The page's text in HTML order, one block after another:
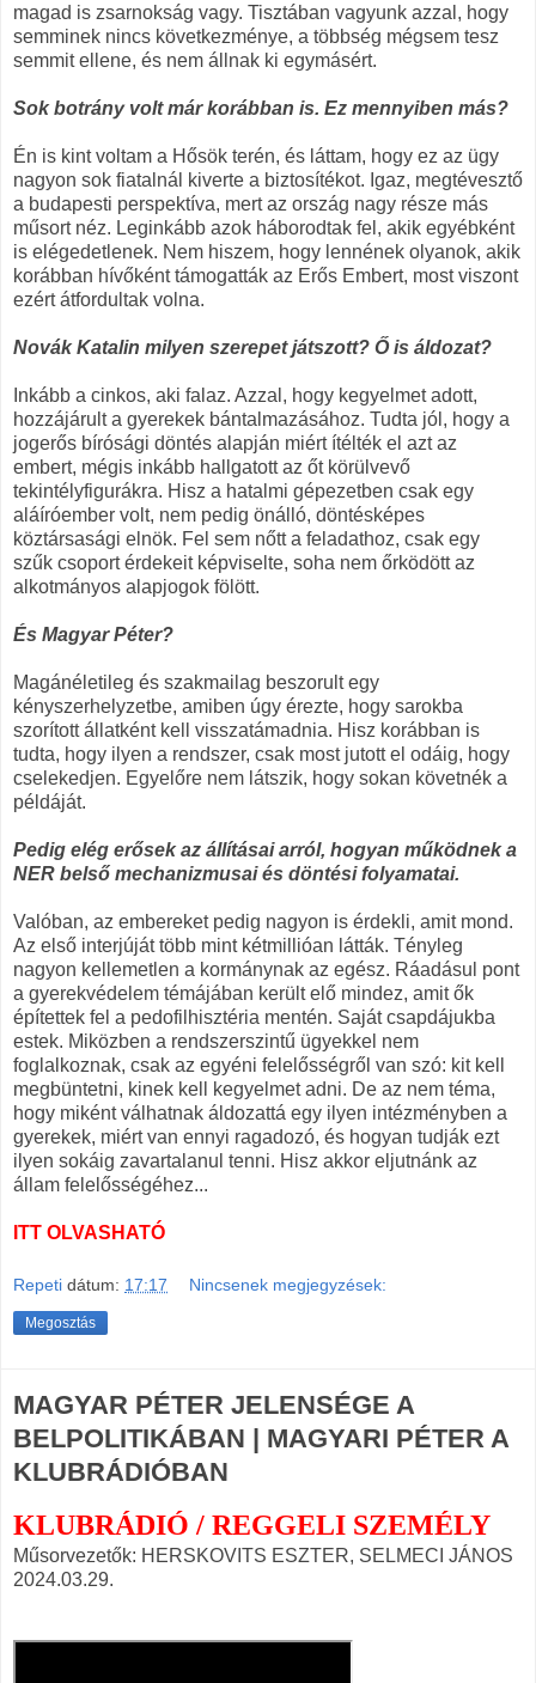
magad is zsarnokság vagy. Tisztában vagyunk azzal, hogy
semminek nincs következménye, a többség mégsem tesz
semmit ellene, és nem állnak ki egymásért.
Sok botrány volt már korábban is. Ez mennyiben más?
Én is kint voltam a Hősök terén, és láttam, hogy ez az ügy
nagyon sok fiatalnál kiverte a biztosítékot. Igaz, megtévesztő
a budapesti perspektíva, mert az ország nagy része más
műsort néz. Leginkább azok háborodtak fel, akik egyébként
is elégedetlenek. Nem hiszem, hogy lennének olyanok, akik
korábban hívőként támogatták az Erős Embert, most viszont
ezért átfordultak volna.
Novák Katalin milyen szerepet játszott? Ő is áldozat?
Inkább a cinkos, aki falaz. Azzal, hogy kegyelmet adott,
hozzájárult a gyerekek bántalmazásához. Tudta jól, hogy a
jogerős bírósági döntés alapján miért ítélték el azt az
embert, mégis inkább hallgatott az őt körülvevő
tekintélyfigurákra. Hisz a hatalmi gépezetben csak egy
aláíróember volt, nem pedig önálló, döntésképes
köztársasági elnök. Fel sem nőtt a feladathoz, csak egy
szűk csoport érdekeit képviselte, soha nem őrködött az
alkotmányos alapjogok fölött.
És Magyar Péter?
Magánéletileg és szakmailag beszorult egy
kényszerhelyzetbe, amiben úgy érezte, hogy sarokba
szorított állatként kell visszatámadnia. Hisz korábban is
tudta, hogy ilyen a rendszer, csak most jutott el odáig, hogy
cselekedjen. Egyelőre nem látszik, hogy sokan követnék a
példáját.
Pedig elég erősek az állításai arról, hogyan működnek a
NER belső mechanizmusai és döntési folyamatai.
Valóban, az embereket pedig nagyon is érdekli, amit mond.
Az első interjúját több mint kétmillióan látták. Tényleg
nagyon kellemetlen a kormánynak az egész. Ráadásul pont
a gyerekvédelem témájában került elő mindez, amit ők
építettek fel a pedofilhisztéria mentén. Saját csapdájukba
estek. Miközben a rendszerszintű ügyekkel nem
foglalkoznak, csak az egyéni felelősségről van szó: kit kell
megbüntetni, kinek kell kegyelmet adni. De az nem téma,
hogy miként válhatnak áldozattá egy ilyen intézményben a
gyerekek, miért van ennyi ragadozó, és hogyan tudják ezt
ilyen sokáig zavartalanul tenni. Hisz akkor eljutnánk az
állam felelősségéhez...
ITT OLVASHATÓ
Repeti dátum: 17:17 Nincsenek megjegyzések:
Megosztás
MAGYAR PÉTER JELENSÉGE A
BELPOLITIKÁBAN | MAGYARI PÉTER A
KLUBRÁDIÓBAN
KLUBRÁDIÓ / REGGELI SZEMÉLY
Műsorvezetők: HERSKOVITS ESZTER, SELMECI JÁNOS
2024.03.29.